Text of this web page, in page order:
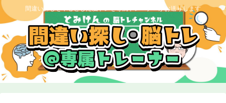
間違い探しを中心とした脳トレを専属トレーナーがお送りします